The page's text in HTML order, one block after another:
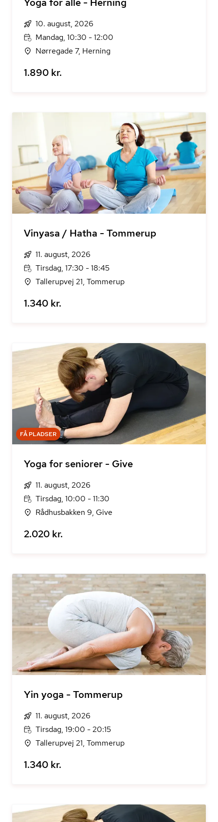
10. august, 2026
Mandag, 10:30 - 12:00
Nørregade 7, Herning
1.890 kr.
Vinyasa / Hatha - Tommerup
11. august, 2026
Tirsdag, 17:30 - 18:45
Tallerupvej 21, Tommerup
1.340 kr.
FÅ PLADSER
Yoga for seniorer - Give
11. august, 2026
Tirsdag, 10:00 - 11:30
Rådhusbakken 9, Give
2.020 kr.
Yin yoga - Tommerup
11. august, 2026
Tirsdag, 19:00 - 20:15
Tallerupvej 21, Tommerup
1.340 kr.